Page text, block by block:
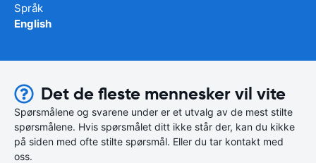
Språk
English
Det de fleste mennesker vil vite
Spørsmålene og svarene under er et utvalg av de mest stilte
spørsmålene. Hvis spørsmålet ditt ikke står der, kan du kikke
på siden med ofte stilte spørsmål. Eller du tar kontakt med
oss.